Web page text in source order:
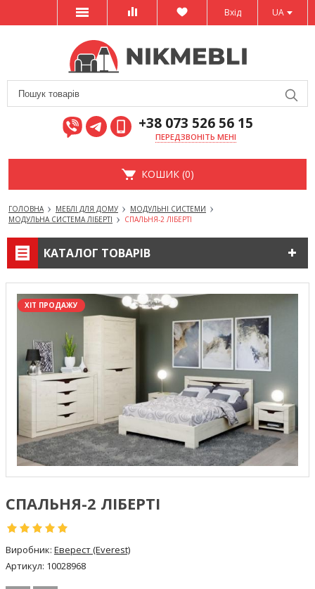
UA
Вхід
+38 073 526 56 15
ПЕРЕДЗВОНІТЬ МЕНІ
КОШИК (0)
ГОЛОВНА МЕБЛІ ДЛЯ ДОМУ
МОДУЛЬНІ СИСТЕМИ
МОДУЛЬНА СИСТЕМА ЛІБЕРТІ
СПАЛЬНЯ-2 ЛІБЕРТІ
КАТАЛОГ ТОВАРІВ
ХІТ ПРОДАЖУ
СПАЛЬНЯ-2 ЛІБЕРТІ
Виробник: Еверест (Everest)
Артикул: 10028968